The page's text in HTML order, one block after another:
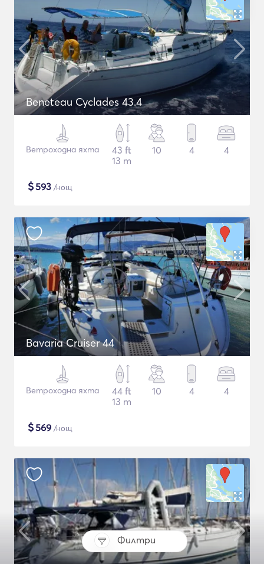
Филтри
Beneteau Cyclades 43.4
Ветроходна яхта
43 ft
13 m
10 4 4
$593 /нощ
Bavaria Cruiser 44
Ветроходна яхта
44 ft
13 m
10 4 4
$569 /нощ